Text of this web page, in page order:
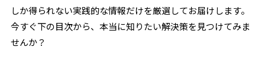
しか得られない実践的な情報だけを厳選してお届けします。
今すぐ下の目次から、本当に知りたい解決策を見つけてみま
せんか？